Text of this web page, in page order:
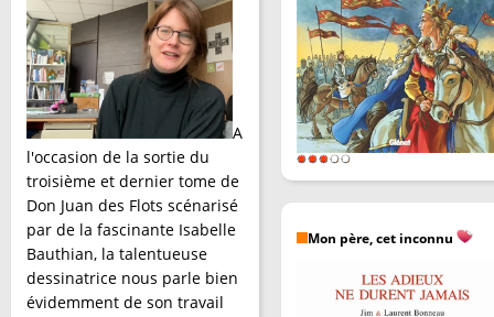
A
l'occasion de la sortie du
troisième et dernier tome de
Don Juan des Flots scénarisé
par de la fascinante Isabelle
Bauthian, la talentueuse
dessinatrice nous parle bien
évidemment de son travail
Mon père, cet inconnu